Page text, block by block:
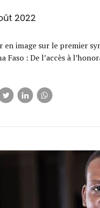
2022
en image sur le premier
Faso : De l’accès à